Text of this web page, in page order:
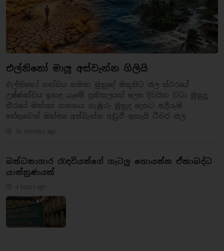
එල්නිනෝ මාලු අස්වැන්න ගිලියි
එල්නිනෝ තත්වය සමඟ මුහුදේ මතුපිට ජල ස්ථරයේ
උෂ්ණත්වය ඉහළ යෑමේ ප්‍රතිපලයක් ලෙස දිවයින වටා මුහුදු
තීරයේ මත්ස්‍ය ගහනය ගැඹුරු මුහුද දෙසට ඇදීයෑම
හේතුවෙන් මත්ස්‍ය අස්වැන්න අඩුවී ඇතැයි ධීවර ජල..
36 minutes ago
බන්ධනාගාර රැඳවියන්ගේ ගැටලු හොයන්න ඒකාබද්ධ
යාන්ත්‍රණයක්
4 hours ago